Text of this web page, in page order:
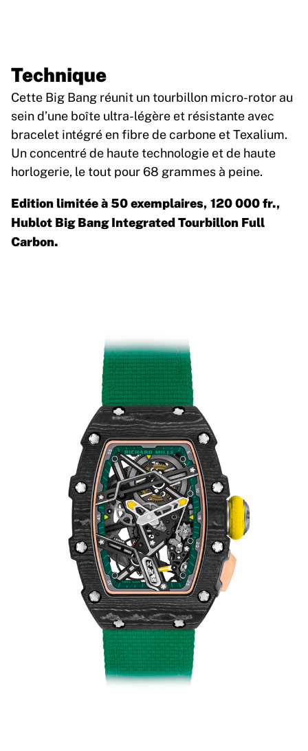
Technique
Cette Big Bang réunit un tourbillon micro-rotor au
sein d’une boîte ultra-légère et résistante avec
bracelet intégré en fibre de carbone et Texalium.
Un concentré de haute technologie et de haute
horlogerie, le tout pour 68 grammes à peine.
Edition limitée à 50 exemplaires, 120 000 fr.,
Hublot Big Bang Integrated Tourbillon Full
Carbon.